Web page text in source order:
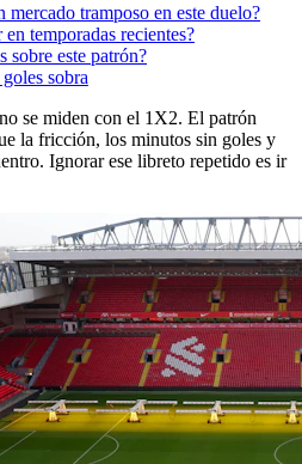
mercado tramposo en este duelo?
temporadas recientes?
sobre este patrón?
sobra
se miden con el 1X2. El patrón
la fricción, los minutos sin goles y
Ignorar ese libreto repetido es ir